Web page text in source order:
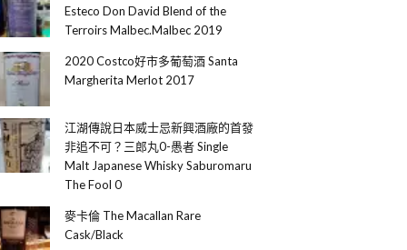
Esteco Don David Blend of the
Terroirs Malbec.Malbec 2019
2020 Costco好市多葡萄酒 Santa
Margherita Merlot 2017
江湖傳說日本威士忌新興酒廠的首發
非追不可？三郎丸0-愚者 Single
Malt Japanese Whisky Saburomaru
The Fool 0
麥卡倫 The Macallan Rare
Cask/Black